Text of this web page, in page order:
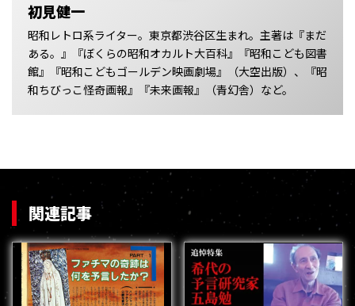
初見健一
昭和レトロ系ライター。東京都渋谷区生まれ。主著は『まだ
ある。』『ぼくらの昭和オカルト大百科』『昭和こども図書
館』『昭和こどもゴールデン映画劇場』（大空出版）、『昭
和ちびっこ怪奇画報』『未来画報』（青幻舎）など。
関連記事